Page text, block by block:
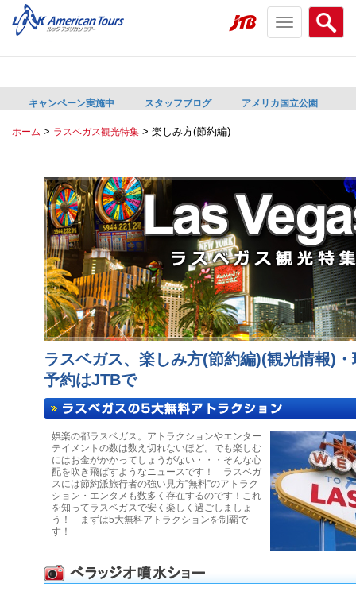
Search
menu
Toggle
navigation
キャンペーン実施中 スタッフブログ アメリカ国立公園
ホーム > ラスベガス観光特集 > 楽しみ方(節約編)
ラスベガス、楽しみ方(節約編)(観光情報)
予約はJTBで
娯楽の都ラスベガス。アトラクションやエンター
テイメントの数は数え切れないほど。でも楽しむ
にはお金がかかってしょうがない・・・そんな心
配を吹き飛ばすようなニュースです！ ラスベガ
スには節約派旅行者の強い見方”無料”のアトラク
ション・エンタメも数多く存在するのです！これ
を知ってラスベガスで安く楽しく過ごしましょ
う！ まずは5大無料アトラクションを制覇で
す！